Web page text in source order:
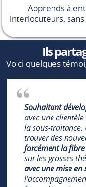
Apprends à
interlocuteurs,
Ils
Voici quelques
Souhaitant
avec une
la sous-traitance.
trouver des
forcément la
sur les grosses
avec une mise